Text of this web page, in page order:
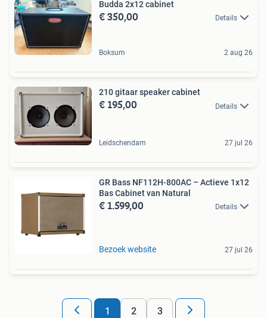
Budda 2x12 cabinet
€ 350,00 Details
Boksum 2 aug 26
210 gitaar speaker cabinet
€ 195,00 Details
Leidschendam 27 jul 26
GR Bass NF112H-800AC – Actieve 1x12
Bas Cabinet van Natural
€ 1.599,00 Details
Bezoek website 27 jul 26
1 2 3